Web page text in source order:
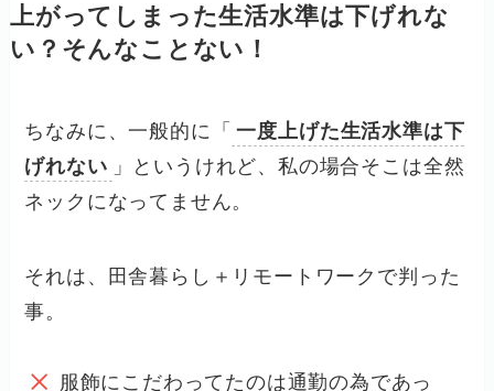
上がってしまった生活水準は下げれな
い？そんなことない！
ちなみに、一般的に「 一度上げた生活水準は下
げれない 」というけれど、私の場合そこは全然
ネックになってません。
それは、田舎暮らし＋リモートワークで判った
事。
服飾にこだわってたのは通勤の為であっ